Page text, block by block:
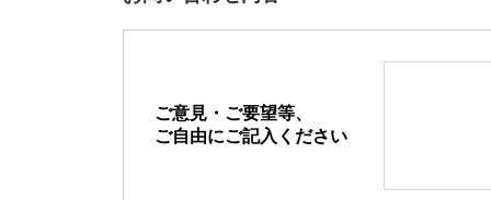
ご意見・ご要望等、
ご自由にご記入ください